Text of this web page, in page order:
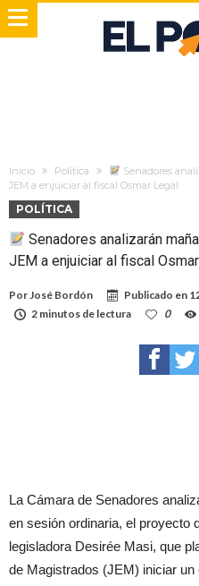
Inicio Política
Senadores
JEM a enjuiciar al fiscal Osmar Legal
POLÍTICA
Senadores analizarán
JEM a enjuiciar al fiscal
PorJosé Bordón Publicado en
2 minutos de lectura
0
La Cámara de Senadores
en sesión ordinaria, el proyecto
legisladora Desirée Masi, que
de Magistrados (JEM) iniciar